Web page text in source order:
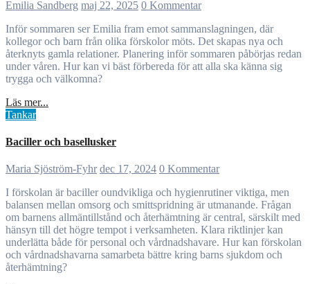
Emilia Sandberg maj 22, 2025 0 Kommentar
Inför sommaren ser Emilia fram emot sammanslagningen, där
kollegor och barn från olika förskolor möts. Det skapas nya och
återknyts gamla relationer. Planering inför sommaren påbörjas redan
under våren. Hur kan vi bäst förbereda för att alla ska känna sig
trygga och välkomna?
Läs mer...
Tankar
Baciller och basellusker
Maria Sjöström-Fyhr dec 17, 2024 0 Kommentar
I förskolan är baciller oundvikliga och hygienrutiner viktiga, men
balansen mellan omsorg och smittspridning är utmanande. Frågan
om barnens allmäntillstånd och återhämtning är central, särskilt med
hänsyn till det högre tempot i verksamheten. Klara riktlinjer kan
underlätta både för personal och vårdnadshavare. Hur kan förskolan
och vårdnadshavarna samarbeta bättre kring barns sjukdom och
återhämtning?